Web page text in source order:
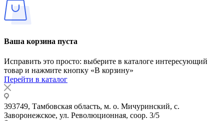
Ваша корзина пуста
Исправить это просто: выберите в каталоге интересующий
товар и нажмите кнопку «В корзину»
Перейти в каталог
393749, Тамбовская область, м. о. Мичуринский, с.
Заворонежское, ул. Революционная, соор. 3/5